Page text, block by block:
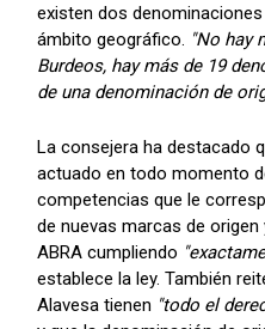
existen dos
ámbito geográfico. "No hay
Burdeos, hay más de 19
de una denominación de
La consejera ha destacado
actuado en todo momento
competencias que le
de nuevas marcas de
ABRA cumpliendo
establece la ley. También
Alavesa tienen "todo el